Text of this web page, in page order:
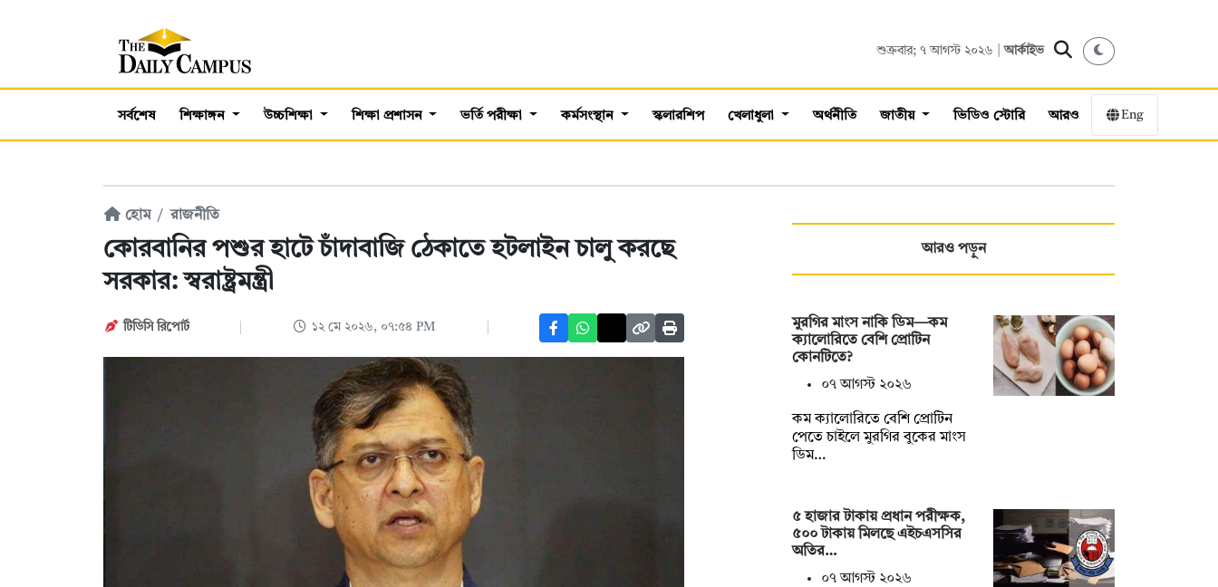
শুক্রবার; ৭ আগস্ট ২০২৬ |আর্কাইভ
সর্বশেষ শিক্ষাঙ্গন উচ্চশিক্ষা শিক্ষা প্রশাসন ভর্তি পরীক্ষা কর্মসংস্থান স্কলারশিপ খেলাধুলা অর্থনীতি জাতীয় ভিডিও স্টোরি আরও Eng
হোম রাজনীতি
কোরবানির পশুর হাটে চাঁদাবাজি ঠেকাতে হটলাইন চালু করছে
সরকার: স্বরাষ্ট্রমন্ত্রী
টিডিসি রিপোর্ট ১২ মে ২০২৬, ০৭:৫৪ PM
আরও পড়ুন
মুরগির মাংস নাকি ডিম—কম
ক্যালোরিতে বেশি প্রোটিন
কোনটিতে?
০৭ আগস্ট ২০২৬
কম ক্যালোরিতে বেশি প্রোটিন
পেতে চাইলে মুরগির বুকের মাংস
ডিম…
৫ হাজার টাকায় প্রধান পরীক্ষক,
৫০০ টাকায় মিলছে এইচএসসির
অতির…
০৭ আগস্ট ২০২৬